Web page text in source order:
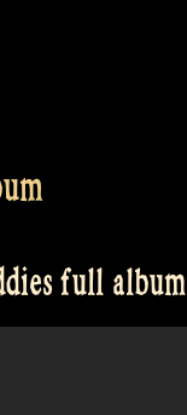
full album